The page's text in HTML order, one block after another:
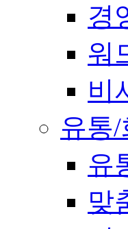
경
워
비
유통/
유
맞